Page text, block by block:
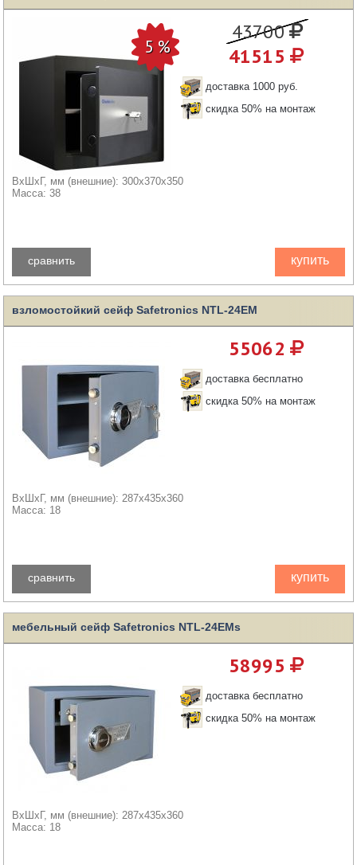
43700
41515
доставка 1000 руб.
скидка 50% на монтаж
ВхШхГ, мм (внешние): 300x370x350
Масса: 38
купить
сравнить
взломостойкий сейф Safetronics NTL-24EM
55062
доставка бесплатно
скидка 50% на монтаж
ВхШхГ, мм (внешние): 287x435x360
Масса: 18
купить
сравнить
мебельный сейф Safetronics NTL-24EMs
58995
доставка бесплатно
скидка 50% на монтаж
ВхШхГ, мм (внешние): 287x435x360
Масса: 18